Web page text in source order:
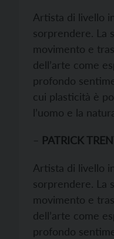
Artista di livello
sorprendere. La
movimento e
dell’arte come
profondo
cui plasticità è
l’uomo e la
– PATRICK
Artista di livello
sorprendere. La
movimento e
dell’arte come
profondo